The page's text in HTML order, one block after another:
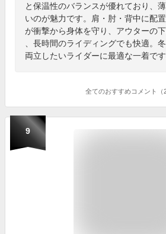
と保温性のバランスが優れており、
いのが魅力です。肩・肘・背中に配
が衝撃から身体を守り、アウターの
、長時間のライディングでも快適。
両立したいライダーに最適な一着です
全てのおすすめコメント（2
9